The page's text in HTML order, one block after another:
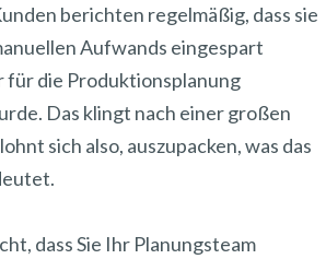
berichten regelmäßig, dass sie
Aufwands eingespart
für die Produktionsplanung
Das klingt nach einer großen
sich also, auszupacken, was das
dass Sie Ihr Planungsteam